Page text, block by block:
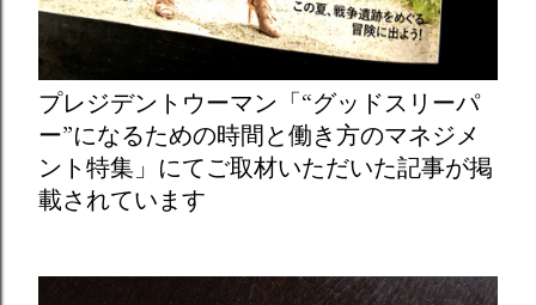
プレジデントウーマン「“グッドスリーパ
ー”になるための時間と働き方のマネジメ
ント特集」にてご取材いただいた記事が掲
載されています